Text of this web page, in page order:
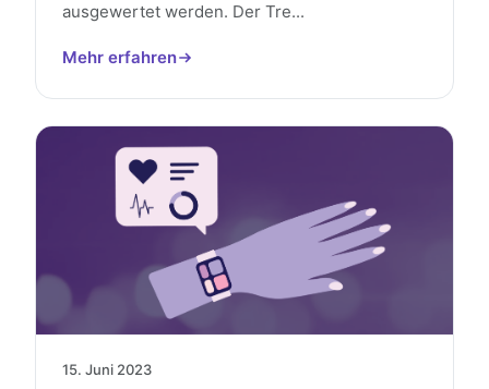
ausgewertet werden. Der Tre...
Mehr erfahren
15. Juni 2023